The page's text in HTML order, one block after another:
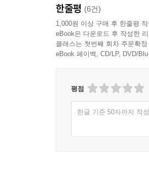
받는 번역)을 누군들 하고
달 수밖에 없다. 하지만
게 드릴 수 있도록 오늘도
* 마감일은 그야말로 목숨
p.209
* 이미 잘 알려진 대로 번
다. --- p.216
탈 털리지 않아도 된다.
한줄평 (6건)
1,000원 이상 구매 후 한줄평 작
eBook은 다운로드 후 작성한
클래스는 첫번째 회차 주문확
eBook 페이백, CD/LP, DVD/
평점
한글 기준 50자까지 작